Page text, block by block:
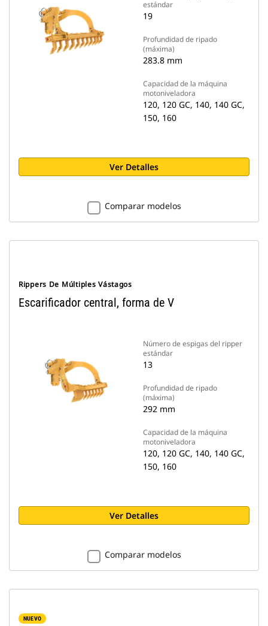
estándar
19
Profundidad de ripado
(máxima)
283.8 mm
Capacidad de la máquina
motoniveladora
120, 120 GC, 140, 140 GC,
150, 160
Ver Detalles
Comparar modelos
Rippers De Múltiples Vástagos
Escarificador central, forma de V
Número de espigas del ripper
estándar
13
Profundidad de ripado
(máxima)
292 mm
Capacidad de la máquina
motoniveladora
120, 120 GC, 140, 140 GC,
150, 160
Ver Detalles
Comparar modelos
NUEVO